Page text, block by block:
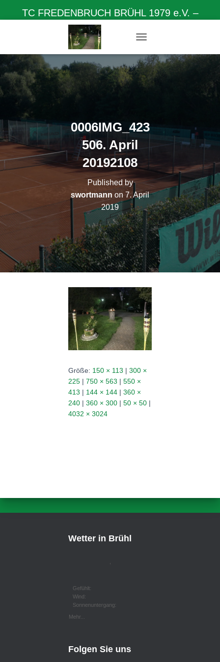
TC FREDENBRUCH BRÜHL 1979 e.V. –
Herzlich willkommen auf unserer Homepage
A
V
G
N
M
L
E
N
0006IMG_423
506. April
20192108
Published by
swortmann on7. April
2019
Größe: 150 × 113 | 300 ×
225 | 750 × 563 | 550 ×
413 | 144 × 144 | 360 ×
240 | 360 × 300 | 50 × 50 |
4032 × 3024
Wetter in Brühl
Gefühlt:
Wind:
Sonnenuntergang:
Mehr...
Folgen Sie uns